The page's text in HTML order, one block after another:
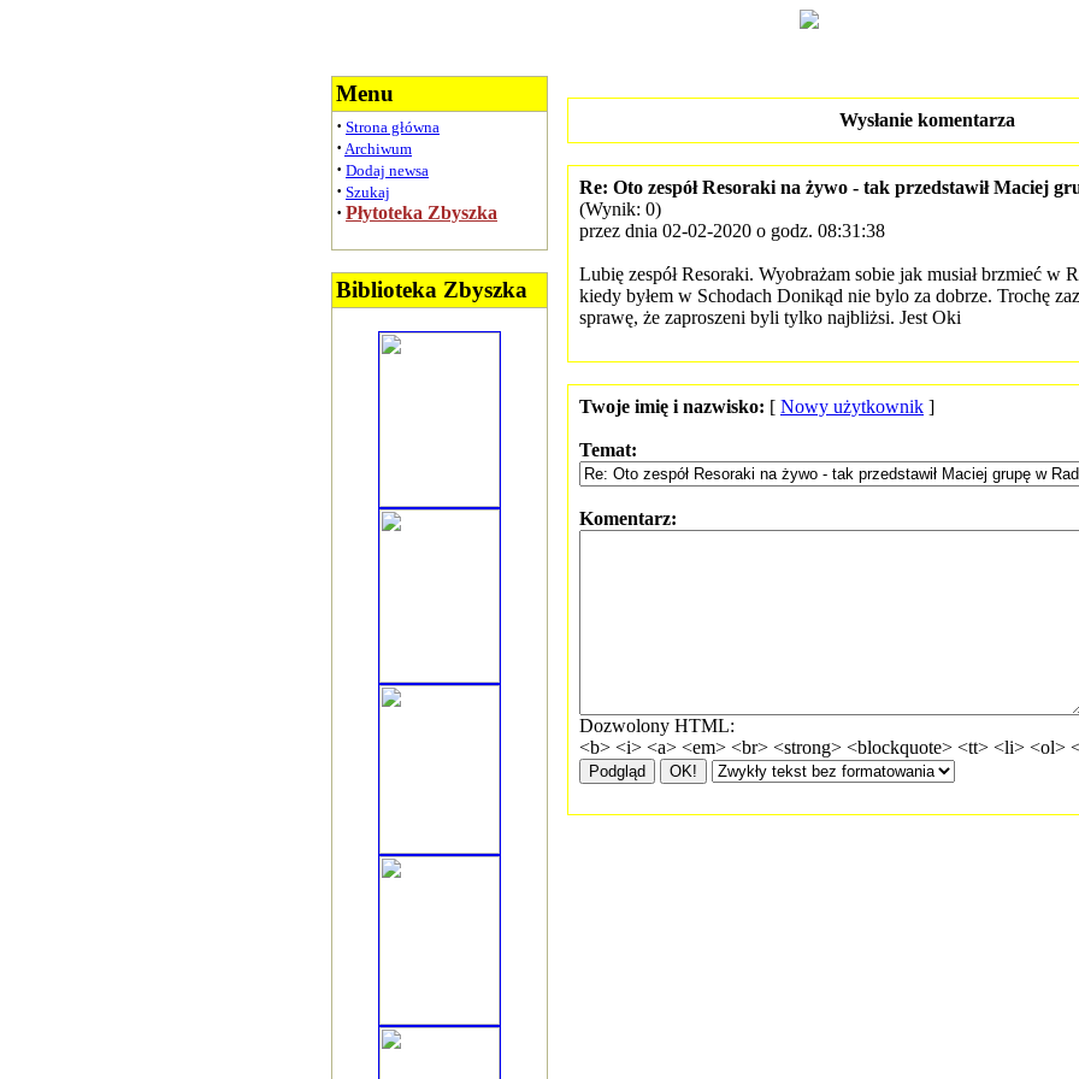
Menu
· Strona główna
· Archiwum
· Dodaj newsa
· Szukaj
· Płytoteka Zbyszka
Biblioteka Zbyszka
Wysłanie komentarza
Re: Oto zespół Resoraki na żywo - tak przedstawił Maciej
(Wynik: 0)
przez dnia 02-02-2020 o godz. 08:31:38
Lubię zespół Resoraki. Wyobrażam sobie jak musiał brzmieć w
kiedy byłem w Schodach Donikąd nie bylo za dobrze. Trochę
sprawę, że zaproszeni byli tylko najbliżsi. Jest Oki
Twoje imię i nazwisko: [ Nowy użytkownik ]
Temat:
Komentarz:
Dozwolony HTML:
<b> <i> <a> <em> <br> <strong> <blockquote> <tt> <li> <ol>